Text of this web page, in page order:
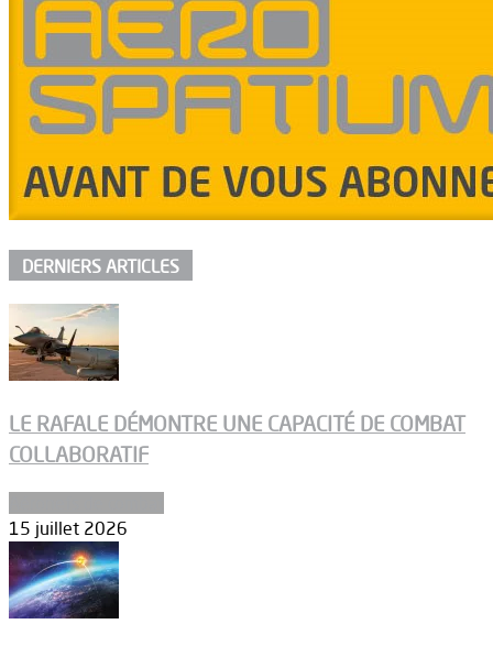
DERNIERS ARTICLES
LE RAFALE DÉMONTRE UNE CAPACITÉ DE COMBAT
COLLABORATIF
15 juillet 2026